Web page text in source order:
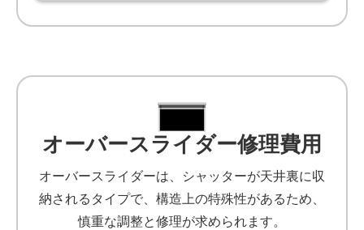
オーバースライダー修理費用
オーバースライダーは、シャッターが天井裏に収
納されるタイプで、構造上の特殊性があるため、
慎重な調整と修理が求められます。